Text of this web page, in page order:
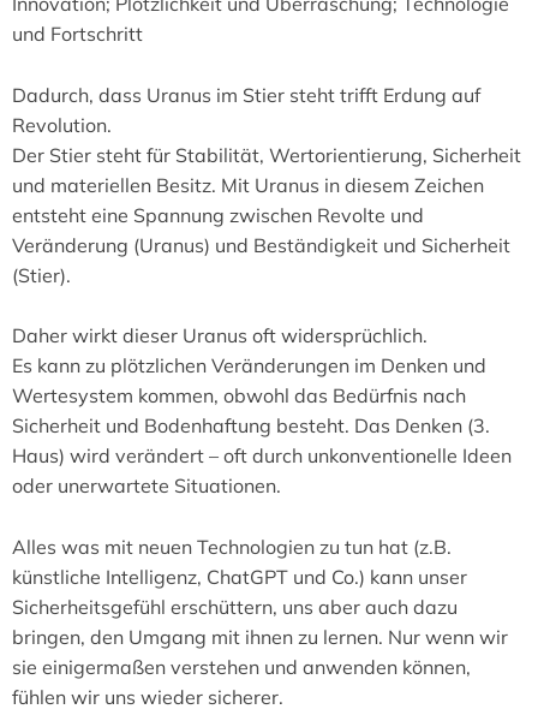
und Fortschritt
Dadurch, dass Uranus im Stier steht trifft Erdung auf
Revolution.
Der Stier steht für Stabilität, Wertorientierung, Sicherheit
und materiellen Besitz. Mit Uranus in diesem Zeichen
entsteht eine Spannung zwischen Revolte und
Veränderung (Uranus) und Beständigkeit und Sicherheit
(Stier).
Daher wirkt dieser Uranus oft widersprüchlich.
Es kann zu plötzlichen Veränderungen im Denken und
Wertesystem kommen, obwohl das Bedürfnis nach
Sicherheit und Bodenhaftung besteht. Das Denken (3.
Haus) wird verändert – oft durch unkonventionelle Ideen
oder unerwartete Situationen.
Alles was mit neuen Technologien zu tun hat (z.B.
künstliche Intelligenz, ChatGPT und Co.) kann unser
Sicherheitsgefühl erschüttern, uns aber auch dazu
bringen, den Umgang mit ihnen zu lernen. Nur wenn wir
sie einigermaßen verstehen und anwenden können,
fühlen wir uns wieder sicherer.